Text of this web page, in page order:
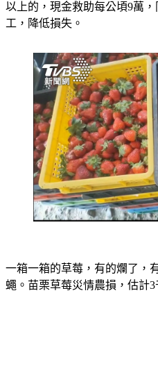
前的寒流和雨天攪局，草莓受
以上的，現金救助每公頃9萬，
一箱一箱的草莓，有的爛了，